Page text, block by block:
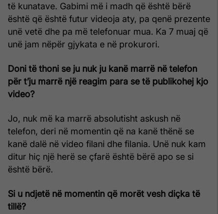
të kunatave. Gabimi më i madh që është bërë
është që është futur videoja aty, pa qenë prezente
unë vetë dhe pa më telefonuar mua. Ka 7 muaj që
unë jam nëpër gjykata e në prokurori.
Doni të thoni se ju nuk ju kanë marrë në telefon
për t’ju marrë një reagim para se të publikohej kjo
video?
Jo, nuk më ka marrë absolutisht askush në
telefon, deri në momentin që na kanë thënë se
kanë dalë në video filani dhe filania. Unë nuk kam
ditur hiç një herë se çfarë është bërë apo se si
është bërë.
Si u ndjetë në momentin që morët vesh diçka të
tillë?